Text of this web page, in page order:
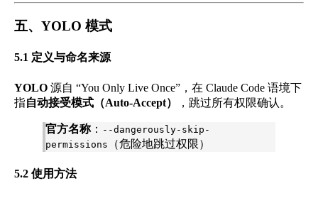
五、YOLO 模式
5.1 定义与命名来源
YOLO 源自 “You Only Live Once”，在 Claude Code 语境下
指自动接受模式（Auto-Accept） ，跳过所有权限确认。
官方名称： --dangerously-skip-
permissions
（危险地跳过权限）
5.2 使用方法